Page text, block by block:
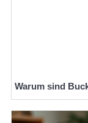
Warum sind